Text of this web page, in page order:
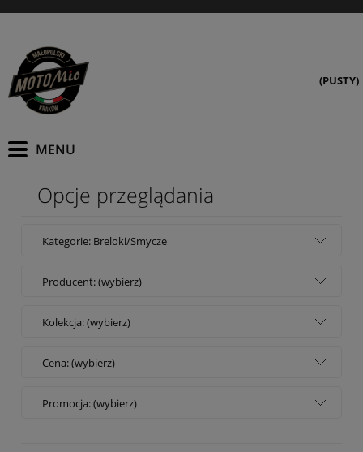
(PUSTY)
Opcje przeglądania
Kategorie: Breloki/Smycze
Producent: (wybierz)
Kolekcja: (wybierz)
Cena: (wybierz)
Promocja: (wybierz)